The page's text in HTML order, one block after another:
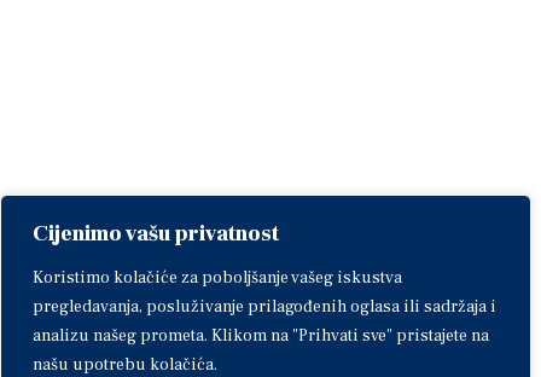
Cijenimo vašu privatnost
Koristimo kolačiće za poboljšanje vašeg iskustva
pregledavanja, posluživanje prilagođenih oglasa ili sadržaja i
analizu našeg prometa. Klikom na "Prihvati sve" pristajete na
našu upotrebu kolačića.